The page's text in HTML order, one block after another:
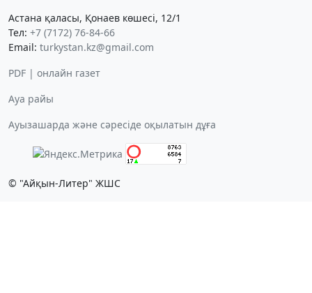
Астана қаласы, Қонаев көшесі, 12/1
Тел: +7 (7172) 76-84-66
Email: turkystan.kz@gmail.com
PDF | онлайн газет
Ауа райы
Ауызашарда және сәресіде оқылатын дұға
© "Айқын-Литер" ЖШС